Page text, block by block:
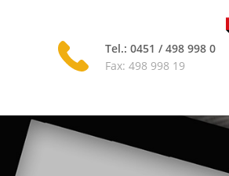
Tel.: 0451 / 498 998 0
Fax: 498 998 19